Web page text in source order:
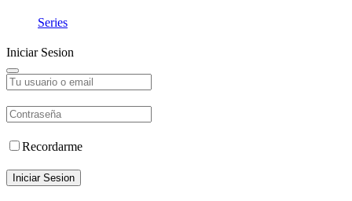
Series
Iniciar Sesion
Recordarme
Iniciar Sesion